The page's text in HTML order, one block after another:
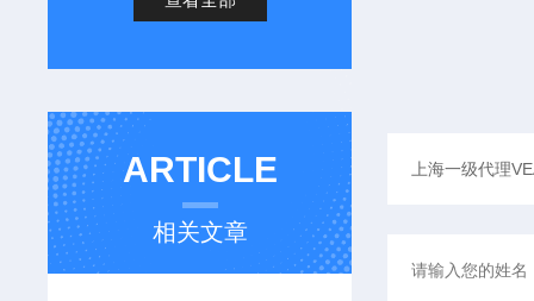
ARTICLE
相关文章